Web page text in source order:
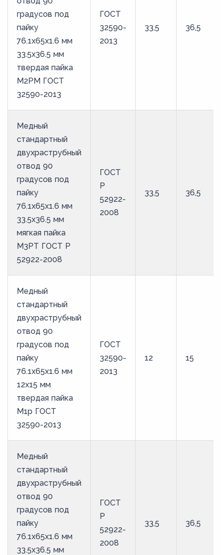
градусов под
пайку
76.1х65х1.6 мм
33.5х36.5 мм
твердая пайка
М2РМ ГОСТ
32590-2013
ГОСТ
32590-
2013
33,5 36,5
Медный
стандартный
двухраструбный
отвод 90
градусов под
пайку
76.1х65х1.6 мм
33.5х36.5 мм
мягкая пайка
М3РТ ГОСТ Р
52922-2008
ГОСТ
Р
52922-
2008
33,5 36,5
Медный
стандартный
двухраструбный
отвод 90
градусов под
пайку
76.1х65х1.6 мм
12х15 мм
твердая пайка
М1р ГОСТ
32590-2013
ГОСТ
32590-
2013
12 15
Медный
стандартный
двухраструбный
отвод 90
градусов под
пайку
76.1х65х1.6 мм
33.5х36.5 мм
ГОСТ
Р
52922-
2008
33,5 36,5